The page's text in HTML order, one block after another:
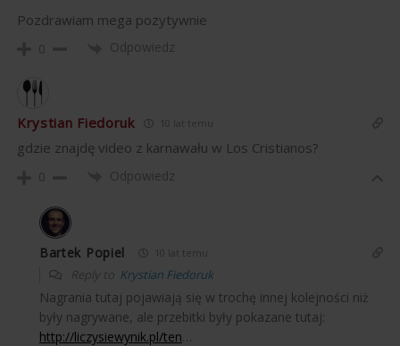
Pozdrawiam mega pozytywnie
0 Odpowiedz
Krystian Fiedoruk 10 lat temu
gdzie znajdę video z karnawału w Los Cristianos?
0 Odpowiedz
Bartek Popiel 10 lat temu
Reply to Krystian Fiedoruk
Nagrania tutaj pojawiają się w trochę innej kolejności niż
były nagrywane, ale przebitki były pokazane tutaj:
http://liczysiewynik.pl/ten…